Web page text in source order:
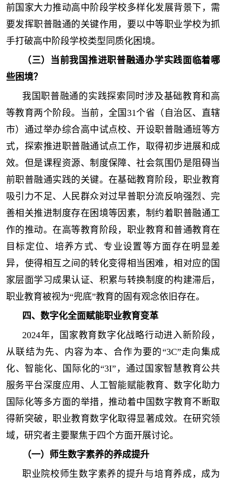
前国家大力推动高中阶段学校多样化发展背景下，需
要发挥职普融通的关键作用，要以中等职业学校为抓
手打破高中阶段学校类型同质化困境。
（三）当前我国推进职普融通办学实践面临着哪
些困境？
我国职普融通的实践探索同时涉及基础教育和高
等教育两个阶段。当前，全国31个省（自治区、直辖
市）通过举办综合高中试点校、开设职普融通班等方
式，探索推进职普融通试点工作，取得初步进展和成
效。但是课程资源、制度保障、社会氛围仍是阻碍当
前职普融通实践的关键。在基础教育阶段，职业教育
吸引力不足、人民群众对过早普职分流反响强烈、完
善相关推进制度存在困境等因素，制约着职普融通工
作的推动。在高等教育阶段，职业教育和普通教育在
目标定位、培养方式、专业设置等方面存在明显差
异，使得相互之间的转化变得相当困难，相对应的国
家层面学习成果认证、积累与转换制度的构建滞后，
职业教育被视为“兜底”教育的固有观念依旧存在。
四、数字化全面赋能职业教育变革
2024年，国家教育数字化战略行动进入新阶段，
从联结为先、内容为本、合作为要的“3C”走向集成
化、智能化、国际化的“3I”，通过国家智慧教育公共
服务平台深度应用、人工智能赋能教育、数字化助力
国际化等多方面的举措，推动着中国数字教育不断取
得新突破，职业教育数字化取得显著成效。在研究领
域，研究者主要聚焦于四个方面开展讨论。
（一）师生数字素养的养成提升
职业院校师生数字素养的提升与培育养成，成为